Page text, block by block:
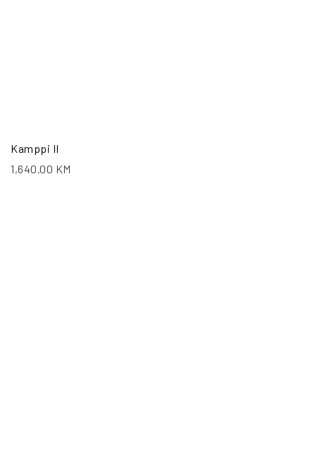
Kamppi II
1,640.00 KM